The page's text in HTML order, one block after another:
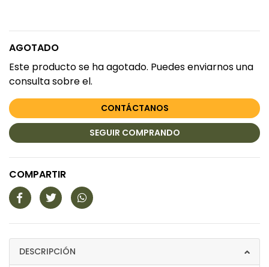
AGOTADO
Este producto se ha agotado. Puedes enviarnos una
consulta sobre el.
CONTÁCTANOS
SEGUIR COMPRANDO
COMPARTIR
DESCRIPCIÓN